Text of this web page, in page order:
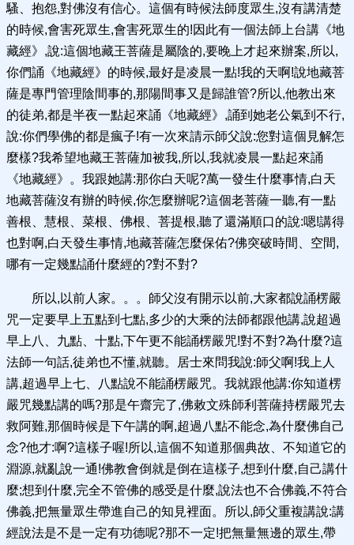
騷、抱怨,對佛沒有信心。這個有時候法師度眾生,沒有講清楚
的時候,會害死眾生,會害死眾生的!因此有一個法師上台講《地
藏經》,說:這個地藏王菩薩是屬陰的,要晚上才起來辦案,所以,
你們誦《地藏經》的時候,最好是凌晨一點!我的天啊!說地藏菩
薩是專門管理陰間事的,那陽間事又是歸誰管?所以,他教出來
的徒弟,都是半夜一點起來誦《地藏經》,誦到她老公氣到不行,
說:你們學佛的都是瘋子!有一次來請示師父說:您對這個見解怎
麼樣?我希望地藏王菩薩加被我,所以,我就凌晨一點起來誦
《地藏經》。我跟她講:那你白天呢?萬一發生什麼事情,白天
地藏菩薩沒有辦的時候,你怎麼辦呢?這個老菩薩一聽,有一點
善根、慧根、菜根、佛根、菩提根,聽了還滿順口的說:嗯!講得
也對啊,白天發生事情,地藏菩薩怎麼保佑?佛突破時間、空間,
哪有一定幾點誦什麼經的?對不對?
所以,以前人家。。。師父沒有開示以前,大家都說誦楞嚴
咒一定要早上五點到七點,多少的大乘的法師都跟他講,說超過
早上八、九點、十點,下午更不能誦楞嚴咒!對不對?為什麼?這
法師一句話,徒弟也不懂,就聽。居士來問我說:師父啊!我上人
講,超過早上七、八點說不能誦楞嚴咒。我就跟他講:你知道楞
嚴咒幾點講的嗎?那是午齋完了,佛敕文殊師利菩薩持楞嚴咒去
救阿難,那個時候是下午講的啊,超過八點不能念,為什麼佛自己
念?他才:啊?這樣子喔!所以,這個不知道那個典故、不知道它的
淵源,就亂說一通!佛教會倒就是倒在這樣子,想到什麼,自己講什
麼;想到什麼,完全不管佛的感受是什麼,說法也不合佛義,不符合
佛義,把無量眾生帶進自己的知見裡面。所以,師父重複講說:講
經說法是不是一定有功德呢?那不一定!把無量無邊的眾生,帶